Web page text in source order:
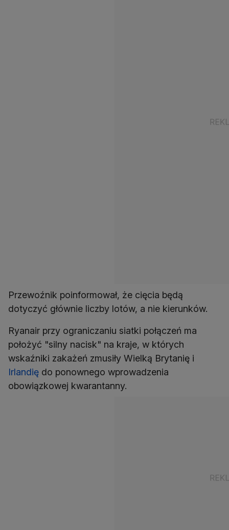
Przewoźnik poinformował, że cięcia będą
dotyczyć głównie liczby lotów, a nie kierunków.
Ryanair przy ograniczaniu siatki połączeń ma
położyć "silny nacisk" na kraje, w których
wskaźniki zakażeń zmusiły Wielką Brytanię i
Irlandię do ponownego wprowadzenia
obowiązkowej kwarantanny.